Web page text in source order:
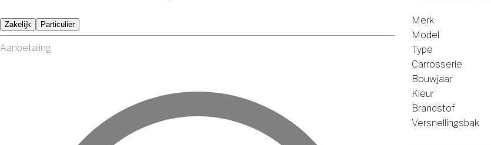
Merk
Model
Type
Carrosserie
Bouwjaar
Kleur
Brandstof
Versnellingsbak